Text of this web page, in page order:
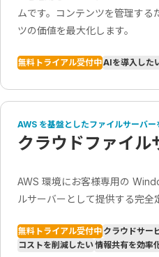
ムです。コンテンツを管理する
ツの価値を最大化します。
無料トライアル受付中AIを導入した
AWS を基盤としたファイルサーバ
クラウドファイ
AWS 環境にお客様専用の
ルサーバーとして提供する完全
無料トライアル受付中 クラウドサー
コストを削減したい情報共有を効率